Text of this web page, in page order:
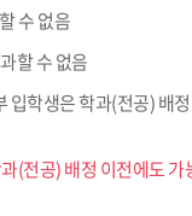
수 없음
할 수 없음
입학생은 학과(전공) 배정
(전공) 배정 이전에도 가